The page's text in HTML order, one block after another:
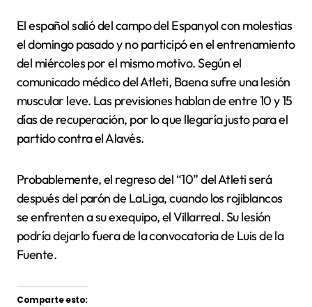
El español salió del campo del Espanyol con molestias
el domingo pasado y no participó en el entrenamiento
del miércoles por el mismo motivo. Según el
comunicado médico del Atleti, Baena sufre una lesión
muscular leve. Las previsiones hablan de entre 10 y 15
días de recuperación, por lo que llegaría justo para el
partido contra el Alavés.
Probablemente, el regreso del “10” del Atleti será
después del parón de LaLiga, cuando los rojiblancos
se enfrenten a su exequipo, el Villarreal. Su lesión
podría dejarlo fuera de la convocatoria de Luis de la
Fuente.
Comparte esto: